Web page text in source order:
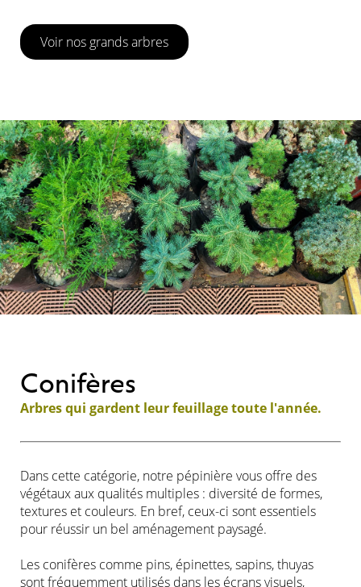
Voir nos grands arbres
Conifères
Arbres qui gardent leur feuillage toute l'année.
Dans cette catégorie, notre pépinière vous offre des
végétaux aux qualités multiples : diversité de formes,
textures et couleurs. En bref, ceux-ci sont essentiels
pour réussir un bel aménagement paysagé.
Les conifères comme pins, épinettes, sapins, thuyas
sont fréquemment utilisés dans les écrans visuels,